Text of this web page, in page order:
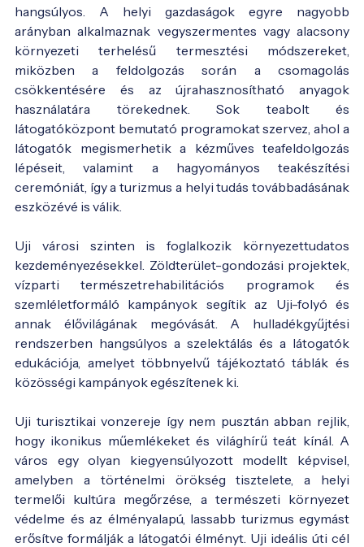
hangsúlyos. A helyi gazdaságok egyre nagyobb
arányban alkalmaznak vegyszermentes vagy alacsony
környezeti terhelésű termesztési módszereket,
miközben a feldolgozás során a csomagolás
csökkentésére és az újrahasznosítható anyagok
használatára törekednek. Sok teabolt és
látogatóközpont bemutató programokat szervez, ahol a
látogatók megismerhetik a kézműves teafeldolgozás
lépéseit, valamint a hagyományos teakészítési
ceremóniát, így a turizmus a helyi tudás továbbadásának
eszközévé is válik.
Uji városi szinten is foglalkozik környezettudatos
kezdeményezésekkel. Zöldterület-gondozási projektek,
vízparti természetrehabilitációs programok és
szemléletformáló kampányok segítik az Uji-folyó és
annak élővilágának megóvását. A hulladékgyűjtési
rendszerben hangsúlyos a szelektálás és a látogatók
edukációja, amelyet többnyelvű tájékoztató táblák és
közösségi kampányok egészítenek ki.
Uji turisztikai vonzereje így nem pusztán abban rejlik,
hogy ikonikus műemlékeket és világhírű teát kínál. A
város egy olyan kiegyensúlyozott modellt képvisel,
amelyben a történelmi örökség tisztelete, a helyi
termelői kultúra megőrzése, a természeti környezet
védelme és az élményalapú, lassabb turizmus egymást
erősítve formálják a látogatói élményt. Uji ideális úti cél